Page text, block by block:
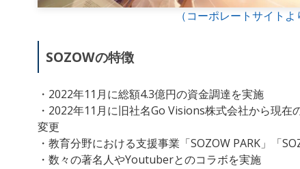
（コーポレートサイトよ
SOZOWの特徴
・2022年11月に総額4.3億円の資金調達を実施
・2022年11月に旧社名Go Visions株式会社から現在
変更
・教育分野における支援事業「SOZOW PARK」「
・数々の著名人やYoutuberとのコラボを実施